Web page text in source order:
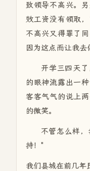
致领导不高兴。
效工资没有领取
不高兴又得罪了
因为这点而让我去
开学三四天
的眼神流露出一
客客气气的说上
的微笑。
不管怎么样
持！"
我们县城在前几年